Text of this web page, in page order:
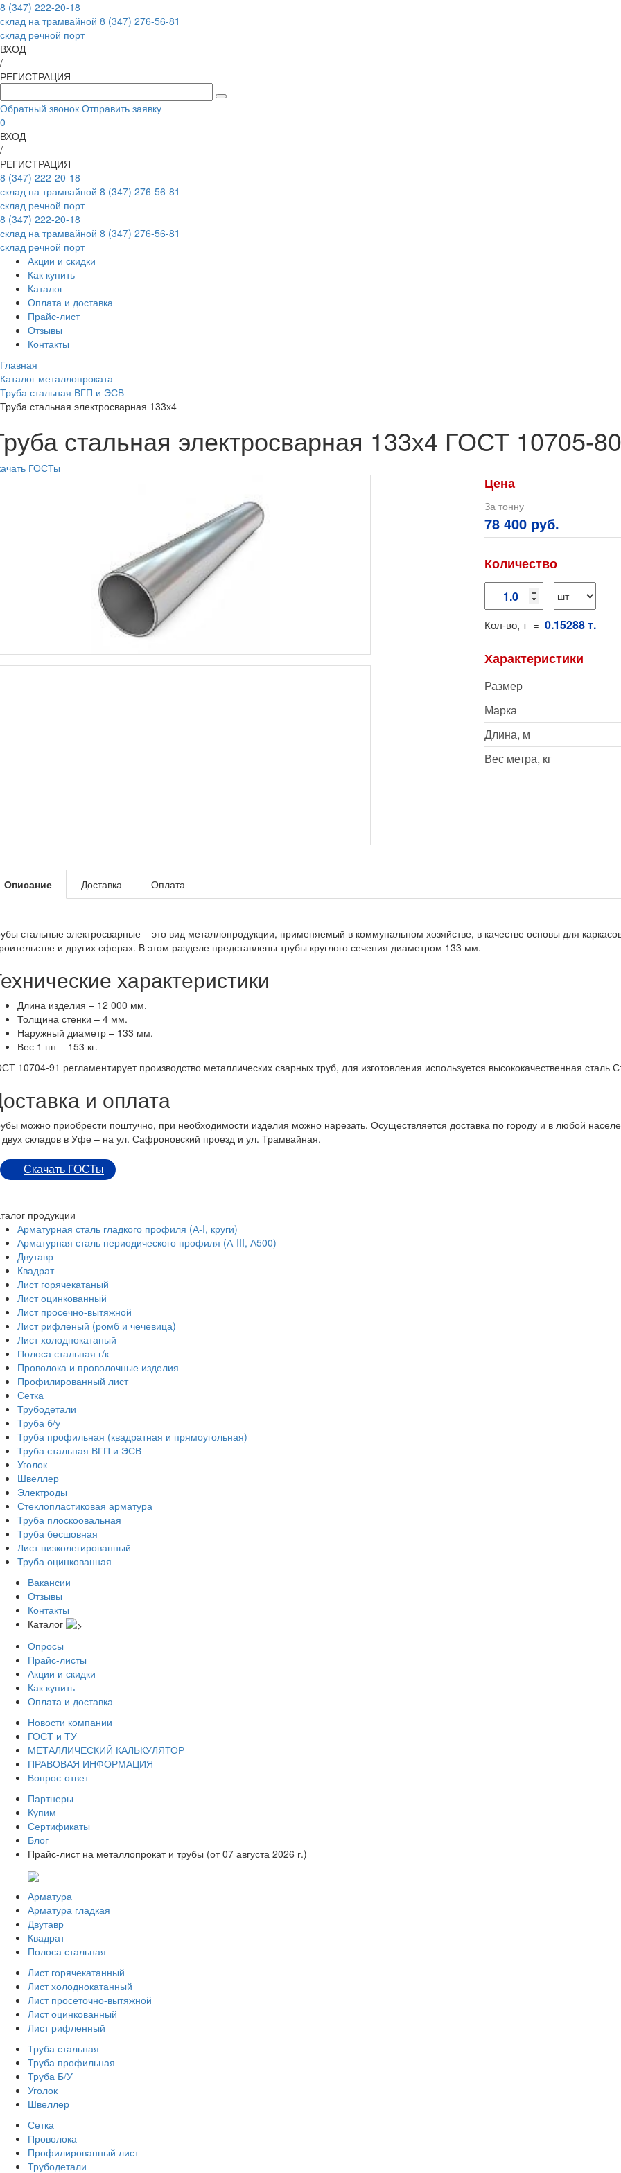
8 (347) 222-20-18
склад на трамвайной 8 (347) 276-56-81
склад речной порт
ВХОД
/
РЕГИСТРАЦИЯ
Обратный звонок Отправить заявку
0
ВХОД
/
РЕГИСТРАЦИЯ
8 (347) 222-20-18
склад на трамвайной 8 (347) 276-56-81
склад речной порт
8 (347) 222-20-18
склад на трамвайной 8 (347) 276-56-81
склад речной порт
Акции и скидки
Как купить
Каталог
Оплата и доставка
Прайс-лист
Отзывы
Контакты
Главная
Каталог металлопроката
Труба стальная ВГП и ЭСВ
Труба стальная электросварная 133х4
стальная электросварная 133х4 ГОСТ 10705-80
ГОСТы
Цена
За тонну
78 400 руб.
Количество
Кол-во, т =0.15288 т.
Характеристики
Размер
Марка
Длина, м
Вес метра, кг
Описание Доставка Оплата
стальные электросварные – это вид металлопродукции, применяемый в коммунальном хозяйстве, в качестве основы для
и других сферах. В этом разделе представлены трубы круглого сечения диаметром 133 мм.
характеристики
Длина изделия – 12 000 мм.
Толщина стенки – 4 мм.
Наружный диаметр – 133 мм.
Вес 1 шт – 153 кг.
10704-91 регламентирует производство металлических сварных труб, для изготовления используется высококачественная сталь
и оплата
можно приобрести поштучно, при необходимости изделия можно нарезать. Осуществляется доставка по городу и в любой
двух складов в Уфе – на ул. Сафроновский проезд и ул. Трамвайная.
Скачать ГОСТы
продукции
Арматурная сталь гладкого профиля (А-I, круги)
Арматурная сталь периодического профиля (А-III, А500)
Двутавр
Квадрат
Лист горячекатаный
Лист оцинкованный
Лист просечно-вытяжной
Лист рифленый (ромб и чечевица)
Лист холоднокатаный
Полоса стальная г/к
Проволока и проволочные изделия
Профилированный лист
Сетка
Трубодетали
Труба б/у
Труба профильная (квадратная и прямоугольная)
Труба стальная ВГП и ЭСВ
Уголок
Швеллер
Электроды
Стеклопластиковая арматура
Труба плоскоовальная
Труба бесшовная
Лист низколегированный
Труба оцинкованная
Вакансии
Отзывы
Контакты
Каталог
Опросы
Прайс-листы
Акции и скидки
Как купить
Оплата и доставка
Новости компании
ГОСТ и ТУ
МЕТАЛЛИЧЕСКИЙ КАЛЬКУЛЯТОР
ПРАВОВАЯ ИНФОРМАЦИЯ
Вопрос-ответ
Партнеры
Купим
Сертификаты
Блог
Прайс-лист на металлопрокат и трубы (от 07 августа 2026 г.)
Арматура
Арматура гладкая
Двутавр
Квадрат
Полоса стальная
Лист горячекатанный
Лист холоднокатанный
Лист просеточно-вытяжной
Лист оцинкованный
Лист рифленный
Труба стальная
Труба профильная
Труба Б/У
Уголок
Швеллер
Сетка
Проволока
Профилированный лист
Трубодетали